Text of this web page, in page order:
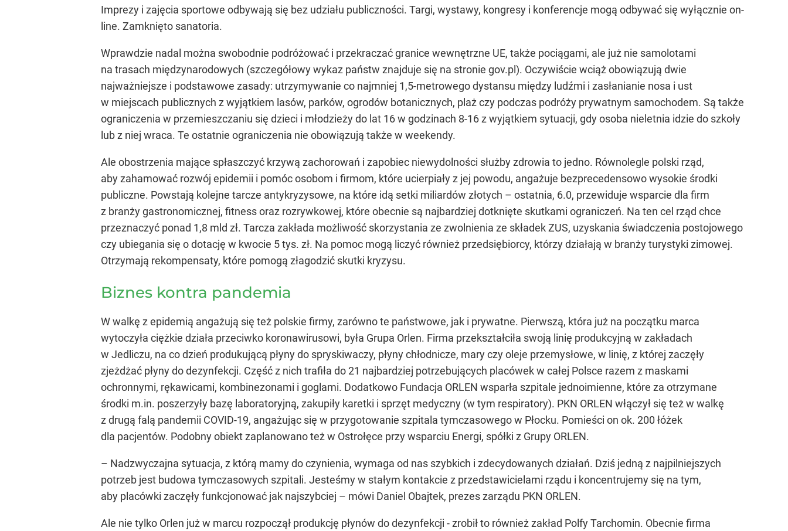
Imprezy i zajęcia sportowe odbywają się bez udziału publiczności. Targi, wystawy, kongresy i konferencje mogą odbywać się wyłącznie on-
line. Zamknięto sanatoria.
Wprawdzie nadal można swobodnie podróżować i przekraczać granice wewnętrzne UE, także pociągami, ale już nie samolotami
na trasach międzynarodowych (szczegółowy wykaz państw znajduje się na stronie gov.pl). Oczywiście wciąż obowiązują dwie
najważniejsze i podstawowe zasady: utrzymywanie co najmniej 1,5-metrowego dystansu między ludźmi i zasłanianie nosa i ust
w miejscach publicznych z wyjątkiem lasów, parków, ogrodów botanicznych, plaż czy podczas podróży prywatnym samochodem. Są także
ograniczenia w przemieszczaniu się dzieci i młodzieży do lat 16 w godzinach 8-16 z wyjątkiem sytuacji, gdy osoba nieletnia idzie do szkoły
lub z niej wraca. Te ostatnie ograniczenia nie obowiązują także w weekendy.
Ale obostrzenia mające spłaszczyć krzywą zachorowań i zapobiec niewydolności służby zdrowia to jedno. Równolegle polski rząd,
aby zahamować rozwój epidemii i pomóc osobom i firmom, które ucierpiały z jej powodu, angażuje bezprecedensowo wysokie środki
publiczne. Powstają kolejne tarcze antykryzysowe, na które idą setki miliardów złotych – ostatnia, 6.0, przewiduje wsparcie dla firm
z branży gastronomicznej, fitness oraz rozrywkowej, które obecnie są najbardziej dotknięte skutkami ograniczeń. Na ten cel rząd chce
przeznaczyć ponad 1,8 mld zł. Tarcza zakłada możliwość skorzystania ze zwolnienia ze składek ZUS, uzyskania świadczenia postojowego
czy ubiegania się o dotację w kwocie 5 tys. zł. Na pomoc mogą liczyć również przedsiębiorcy, którzy działają w branży turystyki zimowej.
Otrzymają rekompensaty, które pomogą złagodzić skutki kryzysu.
Biznes kontra pandemia
W walkę z epidemią angażują się też polskie firmy, zarówno te państwowe, jak i prywatne. Pierwszą, która już na początku marca
wytoczyła ciężkie działa przeciwko koronawirusowi, była Grupa Orlen. Firma przekształciła swoją linię produkcyjną w zakładach
w Jedliczu, na co dzień produkującą płyny do spryskiwaczy, płyny chłodnicze, mary czy oleje przemysłowe, w linię, z której zaczęły
zjeżdżać płyny do dezynfekcji. Część z nich trafiła do 21 najbardziej potrzebujących placówek w całej Polsce razem z maskami
ochronnymi, rękawicami, kombinezonami i goglami. Dodatkowo Fundacja ORLEN wsparła szpitale jednoimienne, które za otrzymane
środki m.in. poszerzyły bazę laboratoryjną, zakupiły karetki i sprzęt medyczny (w tym respiratory). PKN ORLEN włączył się też w walkę
z drugą falą pandemii COVID-19, angażując się w przygotowanie szpitala tymczasowego w Płocku. Pomieści on ok. 200 łóżek
dla pacjentów. Podobny obiekt zaplanowano też w Ostrołęce przy wsparciu Energi, spółki z Grupy ORLEN.
– Nadzwyczajna sytuacja, z którą mamy do czynienia, wymaga od nas szybkich i zdecydowanych działań. Dziś jedną z najpilniejszych
potrzeb jest budowa tymczasowych szpitali. Jesteśmy w stałym kontakcie z przedstawicielami rządu i koncentrujemy się na tym,
aby placówki zaczęły funkcjonować jak najszybciej – mówi Daniel Obajtek, prezes zarządu PKN ORLEN.
Ale nie tylko Orlen już w marcu rozpoczął produkcję płynów do dezynfekcji - zrobił to również zakład Polfy Tarchomin. Obecnie firma